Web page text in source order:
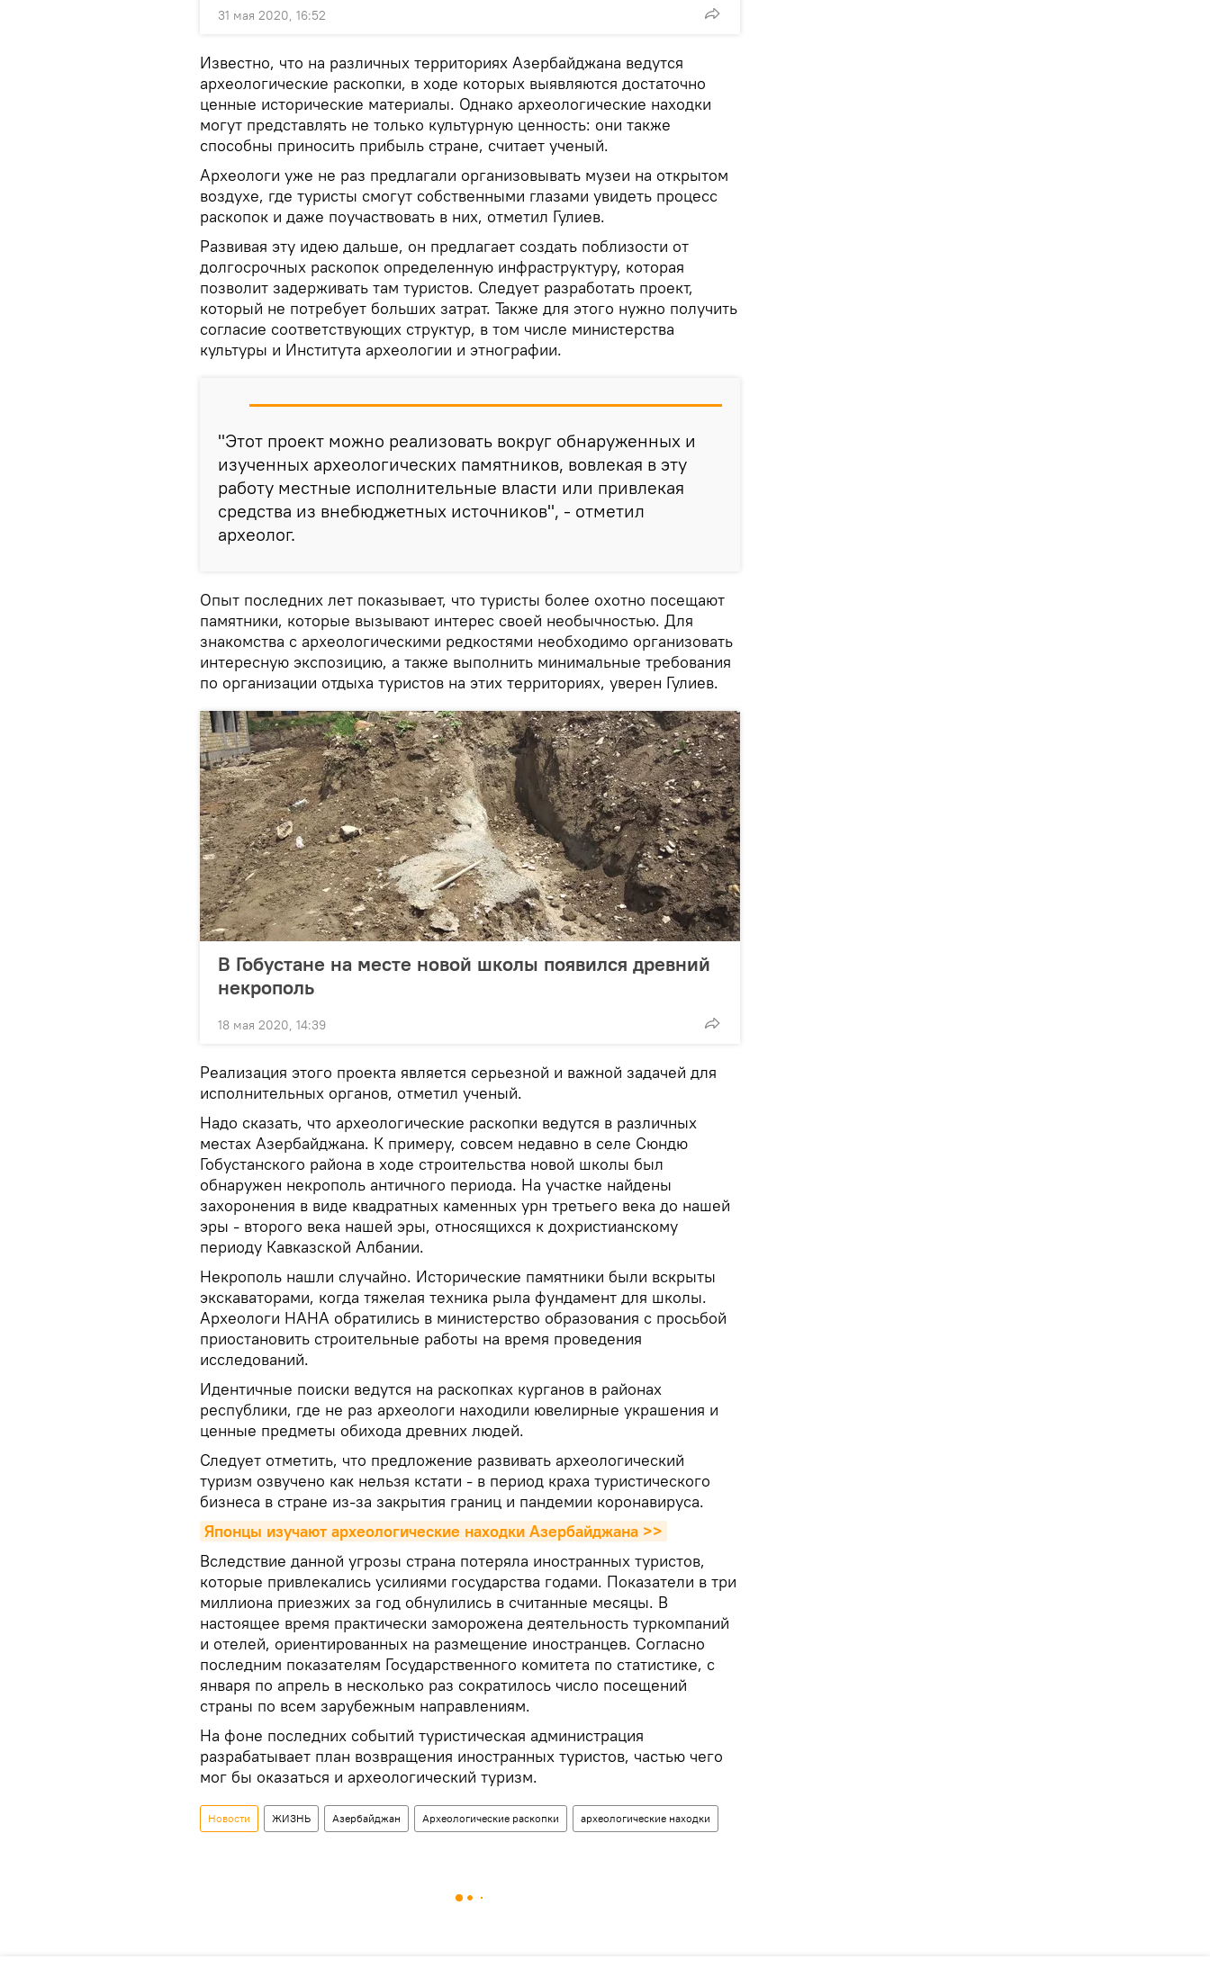
31 мая 2020, 16:52
Известно, что на различных территориях Азербайджана ведутся
археологические раскопки, в ходе которых выявляются достаточно
ценные исторические материалы. Однако археологические находки
могут представлять не только культурную ценность: они также
способны приносить прибыль стране, считает ученый.
Археологи уже не раз предлагали организовывать музеи на открытом
воздухе, где туристы смогут собственными глазами увидеть процесс
раскопок и даже поучаствовать в них, отметил Гулиев.
Развивая эту идею дальше, он предлагает создать поблизости от
долгосрочных раскопок определенную инфраструктуру, которая
позволит задерживать там туристов. Следует разработать проект,
который не потребует больших затрат. Также для этого нужно получить
согласие соответствующих структур, в том числе министерства
культуры и Института археологии и этнографии.
"Этот проект можно реализовать вокруг обнаруженных и
изученных археологических памятников, вовлекая в эту
работу местные исполнительные власти или привлекая
средства из внебюджетных источников", - отметил
археолог.
Опыт последних лет показывает, что туристы более охотно посещают
памятники, которые вызывают интерес своей необычностью. Для
знакомства с археологическими редкостями необходимо организовать
интересную экспозицию, а также выполнить минимальные требования
по организации отдыха туристов на этих территориях, уверен Гулиев.
В Гобустане на месте новой школы появился древний
некрополь
18 мая 2020, 14:39
Реализация этого проекта является серьезной и важной задачей для
исполнительных органов, отметил ученый.
Надо сказать, что археологические раскопки ведутся в различных
местах Азербайджана. К примеру, совсем недавно в селе Сюндю
Гобустанского района в ходе строительства новой школы был
обнаружен некрополь античного периода. На участке найдены
захоронения в виде квадратных каменных урн третьего века до нашей
эры - второго века нашей эры, относящихся к дохристианскому
периоду Кавказской Албании.
Некрополь нашли случайно. Исторические памятники были вскрыты
экскаваторами, когда тяжелая техника рыла фундамент для школы.
Археологи НАНА обратились в министерство образования с просьбой
приостановить строительные работы на время проведения
исследований.
Идентичные поиски ведутся на раскопках курганов в районах
республики, где не раз археологи находили ювелирные украшения и
ценные предметы обихода древних людей.
Следует отметить, что предложение развивать археологический
туризм озвучено как нельзя кстати - в период краха туристического
бизнеса в стране из-за закрытия границ и пандемии коронавируса.
Японцы изучают археологические находки Азербайджана >>
Вследствие данной угрозы страна потеряла иностранных туристов,
которые привлекались усилиями государства годами. Показатели в три
миллиона приезжих за год обнулились в считанные месяцы. В
настоящее время практически заморожена деятельность туркомпаний
и отелей, ориентированных на размещение иностранцев. Согласно
последним показателям Государственного комитета по статистике, с
января по апрель в несколько раз сократилось число посещений
страны по всем зарубежным направлениям.
На фоне последних событий туристическая администрация
разрабатывает план возвращения иностранных туристов, частью чего
мог бы оказаться и археологический туризм.
Новости ЖИЗНЬ Азербайджан Археологические раскопки археологические находки